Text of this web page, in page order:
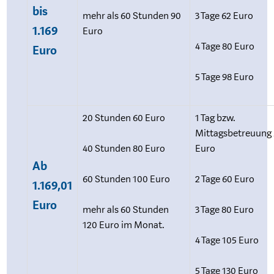
bis
1.169
Euro
mehr als 60 Stunden 90
Euro
3 Tage 62 Euro
4 Tage 80 Euro
5 Tage 98 Euro
Ab
1.169,01
Euro
20 Stunden 60 Euro
40 Stunden 80 Euro
60 Stunden 100 Euro
mehr als 60 Stunden
120 Euro im Monat.
1 Tag bzw.
Mittagsbetreuung
Euro
2 Tage 60 Euro
3 Tage 80 Euro
4 Tage 105 Euro
5 Tage 130 Euro